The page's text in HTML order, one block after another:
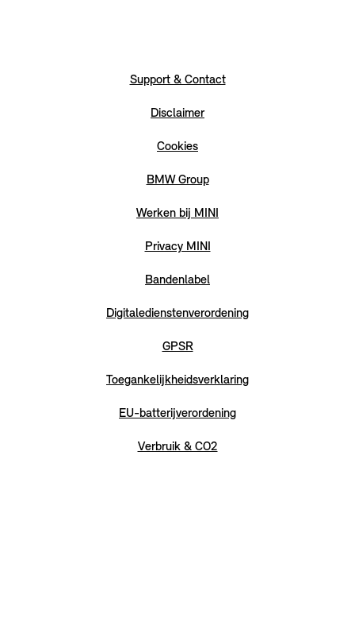
Support & Contact
Disclaimer
Cookies
BMW Group
Werken bij MINI
Privacy MINI
Bandenlabel
Digitaledienstenverordening
GPSR
Toegankelijkheidsverklaring
EU-batterijverordening
Verbruik & CO2